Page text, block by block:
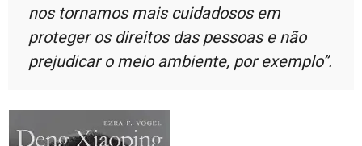
nos tornamos mais cuidadosos em
proteger os direitos das pessoas e não
prejudicar o meio ambiente, por exemplo”.